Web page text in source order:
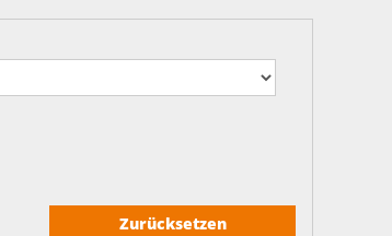
Zurücksetzen